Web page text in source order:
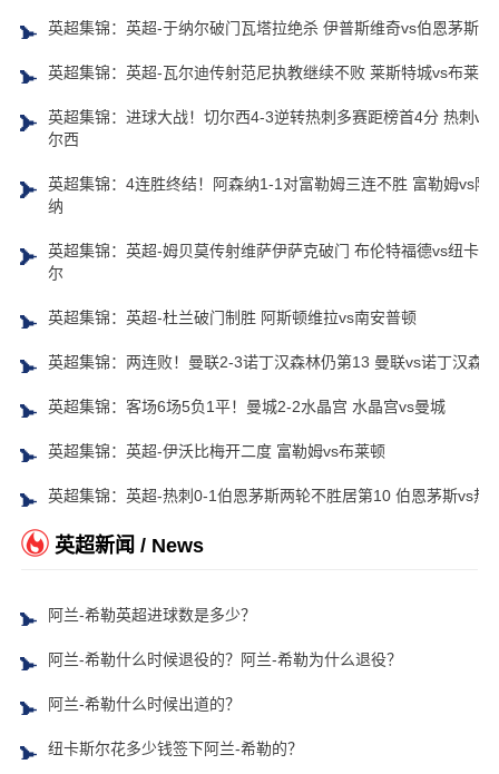
英超集锦：英超-于纳尔破门瓦塔拉绝杀 伊普斯维奇vs伯恩茅斯
英超集锦：英超-瓦尔迪传射范尼执教继续不败 莱斯特城vs布莱顿
英超集锦：进球大战！切尔西4-3逆转热刺多赛距榜首4分 热刺vs
尔西
英超集锦：4连胜终结！阿森纳1-1对富勒姆三连不胜 富勒姆vs阿
纳
英超集锦：英超-姆贝莫传射维萨伊萨克破门 布伦特福德vs纽卡斯
尔
英超集锦：英超-杜兰破门制胜 阿斯顿维拉vs南安普顿
英超集锦：两连败！曼联2-3诺丁汉森林仍第13 曼联vs诺丁汉森林
英超集锦：客场6场5负1平！曼城2-2水晶宫 水晶宫vs曼城
英超集锦：英超-伊沃比梅开二度 富勒姆vs布莱顿
英超集锦：英超-热刺0-1伯恩茅斯两轮不胜居第10 伯恩茅斯vs热
英超新闻 / News
阿兰-希勒英超进球数是多少？
阿兰-希勒什么时候退役的？阿兰-希勒为什么退役？
阿兰-希勒什么时候出道的？
纽卡斯尔花多少钱签下阿兰-希勒的？